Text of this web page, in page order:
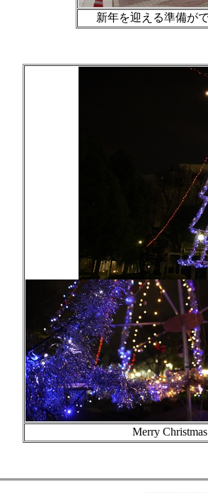
新年を迎える準備が
Merry